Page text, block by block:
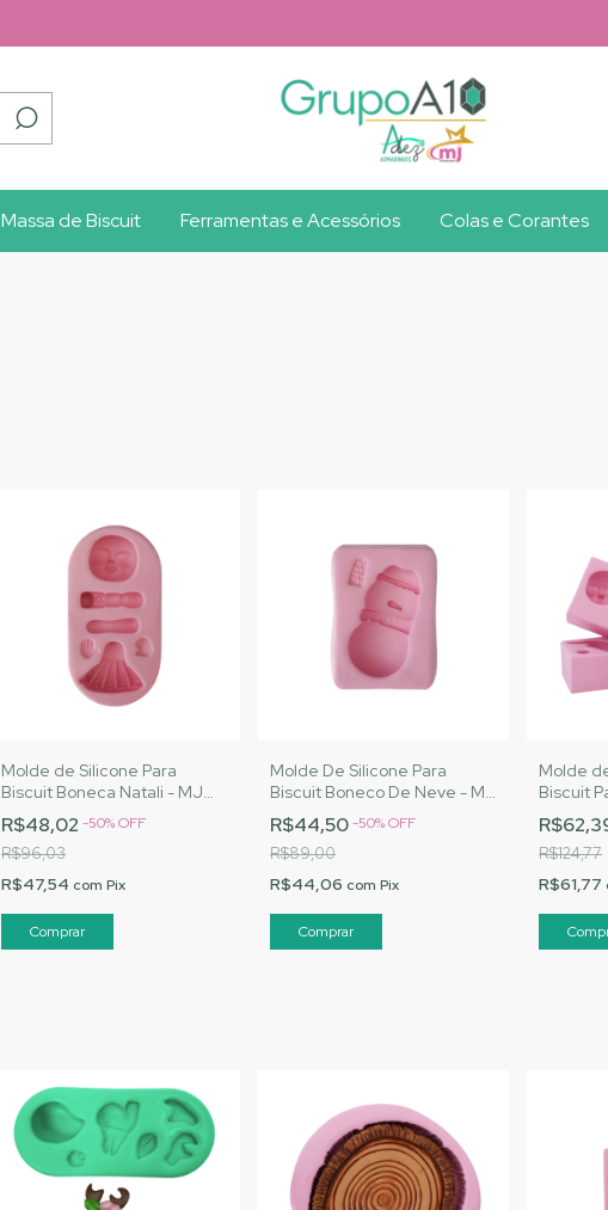
Massa de Biscuit Ferramentas e Acessórios Colas e Corantes
Molde de Silicone Para
Biscuit Boneca Natali - MJ
Artesanatos |Cód. 2566
R$48,02 -50%OFF
R$96,03
R$47,54 com Pix
Molde De Silicone Para
Biscuit Boneco De Neve - MJ
Artesanatos |Cód. 2073
R$44,50-50%OFF
R$89,00
R$44,06 com Pix
Molde
Biscuit
R$124,77
R$61,77